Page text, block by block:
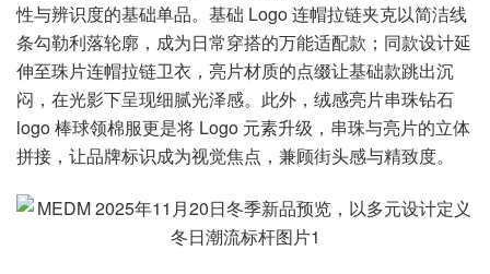
性与辨识度的基础单品。基础 Logo 连帽拉链夹克以简洁线
条勾勒利落轮廓，成为日常穿搭的万能适配款；同款设计延
伸至珠片连帽拉链卫衣，亮片材质的点缀让基础款跳出沉
闷，在光影下呈现细腻光泽感。此外，绒感亮片串珠钻石
logo 棒球领棉服更是将 Logo 元素升级，串珠与亮片的立体
拼接，让品牌标识成为视觉焦点，兼顾街头感与精致度。